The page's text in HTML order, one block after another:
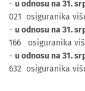
- u odnosu na 31.
021 osiguranika
- u odnosu na 31.
166 osiguranika
- u odnosu na 31.
632 osiguranika